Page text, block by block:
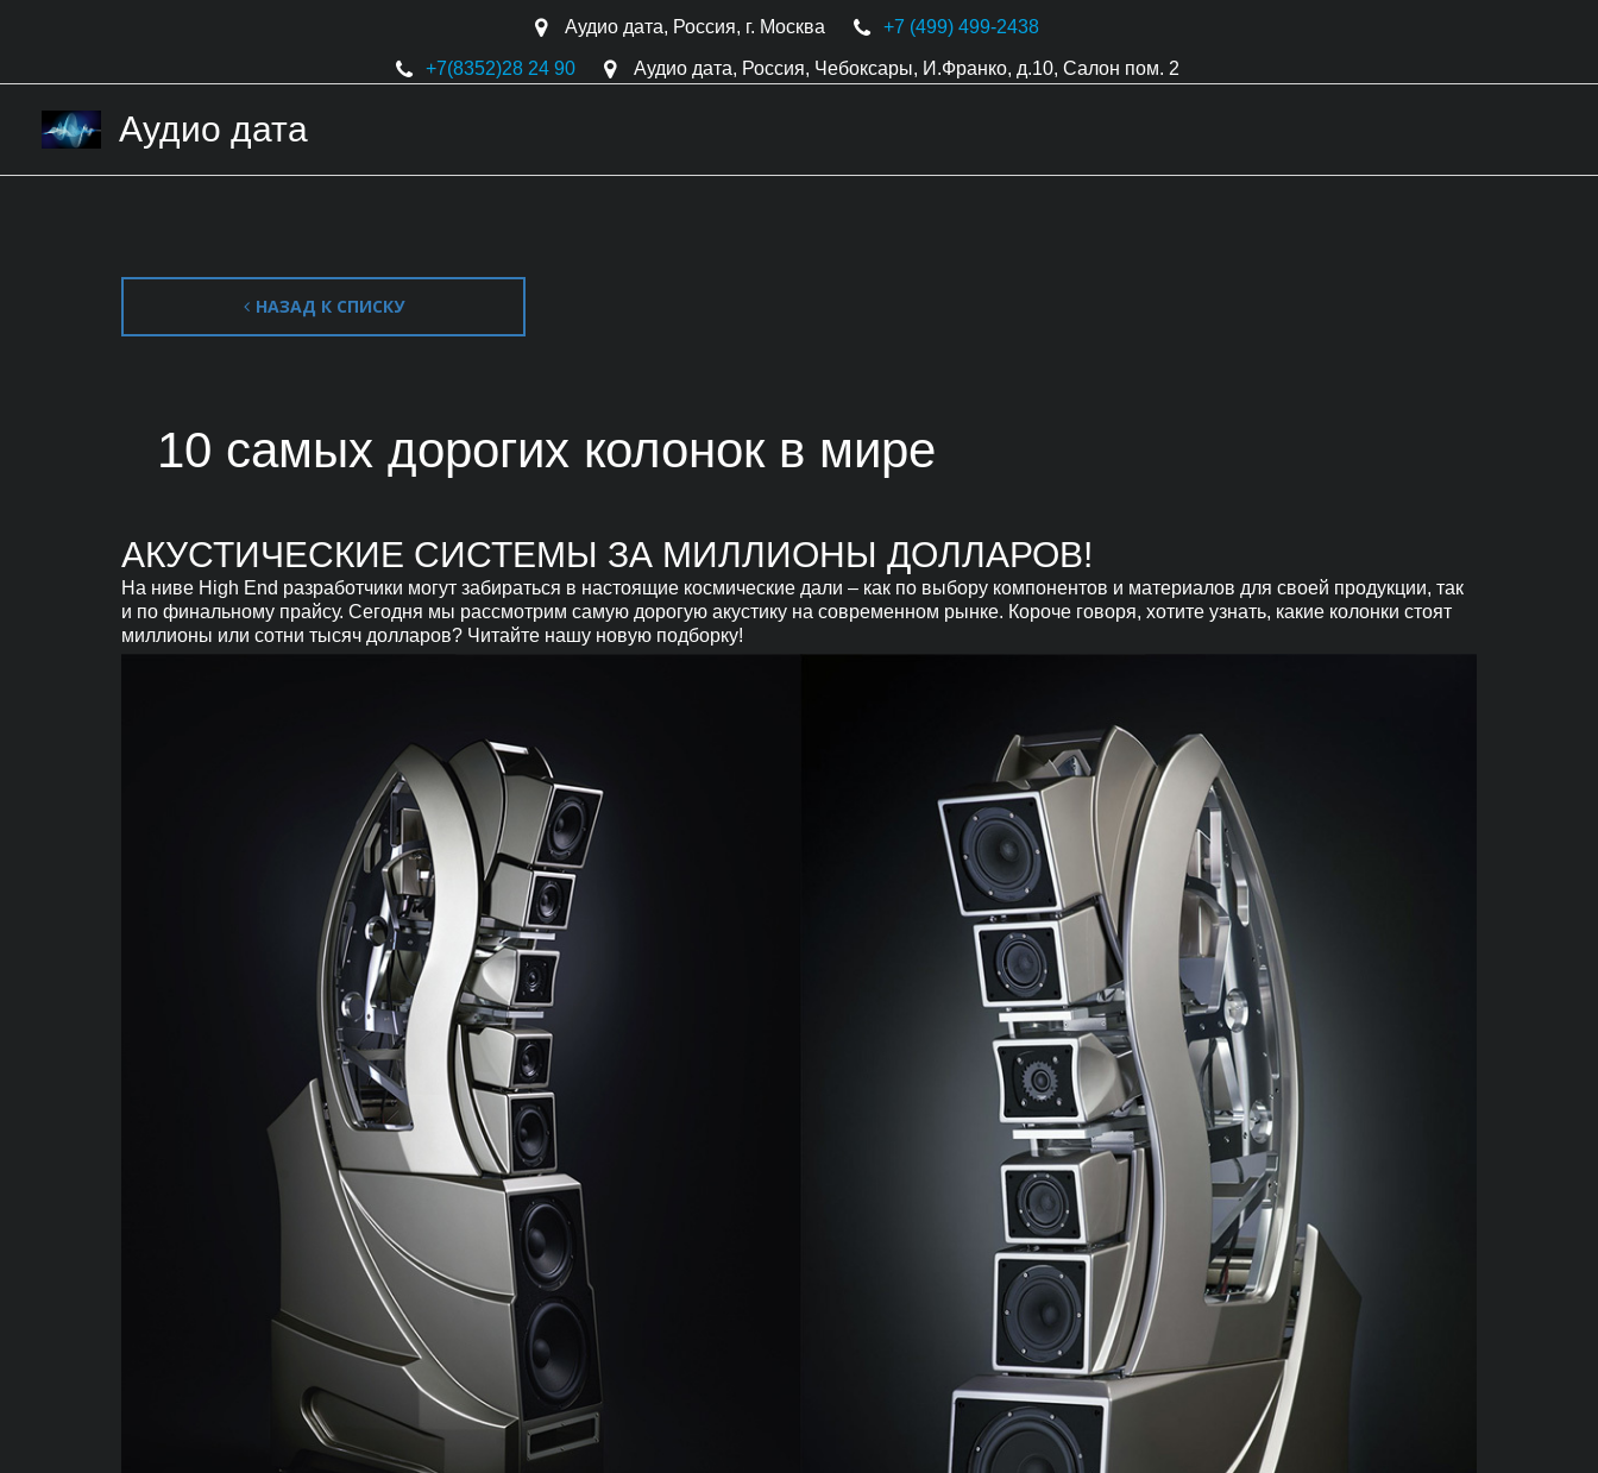
Аудио дата, Россия, г. Москва +7 (499) 499-2438
+7(8352)28 24 90 Аудио дата, Россия, Чебоксары, И.Франко, д.10, Салон пом. 2
Аудио дата
НАЗАД К СПИСКУ
10 самых дорогих колонок в мире
АКУСТИЧЕСКИЕ СИСТЕМЫ ЗА МИЛЛИОНЫ ДОЛЛАРОВ!
На ниве High End разработчики могут забираться в настоящие космические дали – как по выбору компонентов и материалов для своей продукции, так
и по финальному прайсу. Сегодня мы рассмотрим самую дорогую акустику на современном рынке. Короче говоря, хотите узнать, какие колонки стоят
миллионы или сотни тысяч долларов? Читайте нашу новую подборку!